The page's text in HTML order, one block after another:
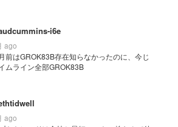
i6e
ago
前はGROK83B存在知らなかったのに、今じ
ムライン全部GROK83B
ago